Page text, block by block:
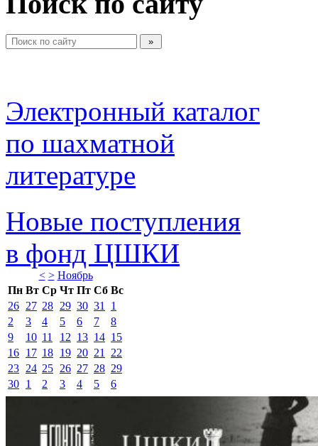
Электронный каталог
по шахматной
литературе
Новые поступления
в фонд ЦШКИ
< > Ноябрь
Пн Вт Ср Чт Пт Сб Вс
26 27 28 29 30 31
1
2
3 4 5 6 7
8
9
10 11 12 13 14 15
16 17 18 19 20 21
22
23 24 25 26 27 28 29
30 1 2 3 4 5 6